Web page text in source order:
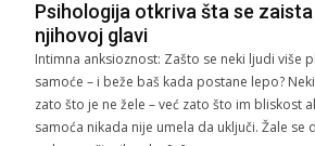
Psihologija otkriva šta se
njihovoj glavi
Intimna anksioznost: Zašto se neki ljudi više
samoće – i beže baš kada postane lepo?
zato što je ne žele – već zato što im bliskost
samoća nikada nije umela da uključi. Žale se